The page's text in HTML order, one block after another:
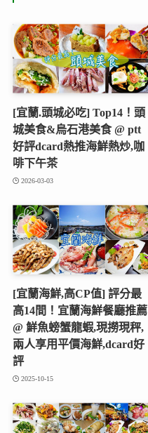
[宜蘭.頭城必吃] Top14！頭
城美食&烏石港美食 @ ptt
好評dcard熱推海鮮熱炒,咖
啡下午茶
2026-03-03
[宜蘭海鮮,高CP值] 評分最
高14間！宜蘭海鮮餐廳推薦
@ 鮮魚螃蟹龍蝦,現撈現秤,
兩人享用平價海鮮,dcard好
評
2025-10-15